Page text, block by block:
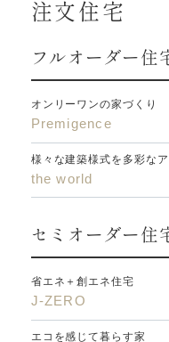
注文住宅
フルオーダー住
オンリーワンの家づくり
Premigence
様々な建築様式を多彩な
the world
セミオーダー住
省エネ＋創エネ住宅
J-ZERO
エコを感じて暮らす家